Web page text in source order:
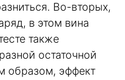
Во-вторых,
в этом вина
также
остаточной
образом, эффект